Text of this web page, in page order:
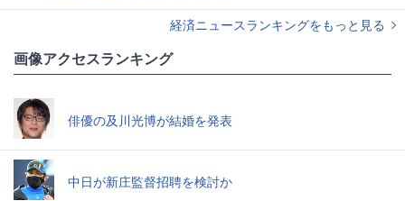
経済ニュースランキングをもっと見る
画像アクセスランキング
俳優の及川光博が結婚を発表
中日が新庄監督招聘を検討か